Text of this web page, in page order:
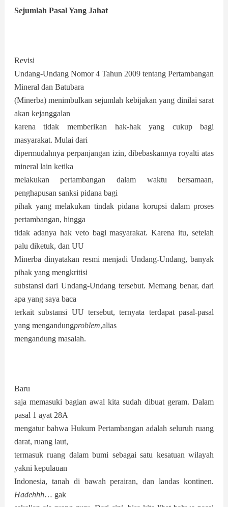
Sejumlah Pasal Yang Jahat
Revisi
Undang-Undang Nomor 4 Tahun 2009 tentang Pertambangan
Mineral dan Batubara
(Minerba) menimbulkan sejumlah kebijakan yang dinilai sarat
akan kejanggalan
karena tidak memberikan hak-hak yang cukup bagi
masyarakat. Mulai dari
dipermudahnya perpanjangan izin, dibebaskannya royalti atas
mineral lain ketika
melakukan pertambangan dalam waktu bersamaan,
penghapusan sanksi pidana bagi
pihak yang melakukan tindak pidana korupsi dalam proses
pertambangan, hingga
tidak adanya hak veto bagi masyarakat. Karena itu, setelah
palu diketuk, dan UU
Minerba dinyatakan resmi menjadi Undang-Undang, banyak
pihak yang mengkritisi
substansi dari Undang-Undang tersebut. Memang benar, dari
apa yang saya baca
terkait substansi UU tersebut, ternyata terdapat pasal-pasal
yang mengandungproblem,alias
mengandung masalah.
Baru
saja memasuki bagian awal kita sudah dibuat geram. Dalam
pasal 1 ayat 28A
mengatur bahwa Hukum Pertambangan adalah seluruh ruang
darat, ruang laut,
termasuk ruang dalam bumi sebagai satu kesatuan wilayah
yakni kepulauan
Indonesia, tanah di bawah perairan, dan landas kontinen.
Hadehhh… gak